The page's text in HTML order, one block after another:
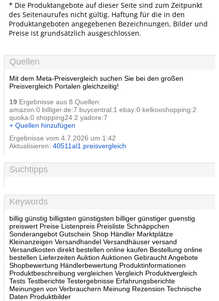
* Die Produktangebote auf dieser Seite sind zum Zeitpunkt
des Seitenaurufes nicht gültig. Haftung für die in den
Produktangeboten angegebenen Bezeichnungen, Bilder und
Preise ist grundsätzlich ausgeschlossen.
Quellen
Mit dem Meta-Preisvergleich suchen Sie bei den großen
Preisvergleich Portalen gleichzeitig!
19 Ergebnisse aus 8 Quellen:
amazon:0 billiger.de:7 buycentral:1 ebay:0 kelkooshopping:2
quoka:0 shopping24:2 yadore:7
+ Quellen hinzufügen
Ergebnisse vom 4.7.2026 um 1:42
Aktualisieren: 40511al1 preisvergleich
Suchtipps
Keywords
billig günstig billigsten günstigsten billiger günstiger guenstig
preiswert Preise Listenpreis Preisliste Schnäppchen
Sonderangebot Gutschein Shop Händler Marktplätze
Kleinanzeigen Versandhandel Versandhäuser versand
Versandkosten direkt bestellen online kaufen Bestellung online
bestellen Lieferzeiten Auktion Auktionen Gebraucht Angebote
Shopbewertung Händlerbewertung Produktinformationen
Produktbeschreibung vergleichen Vergleich Produktvergleich
Tests Testberichte Testergebnisse Erfahrungsberichte
Meinungen von Verbrauchern Meinung Rezension Technische
Daten Produktbilder